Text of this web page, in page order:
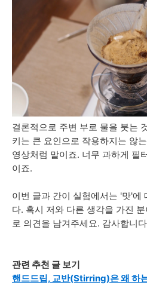
결론적으로 주변 부로 물을 붓는
키는 큰 요인으로 작용하지는 않
영상처럼 말이죠. 너무 과하게 필
이죠.
이번 글과 간이 실험에서는 '맛'에
다. 혹시 저와 다른 생각을 가진
로 의견을 남겨주세요. 감사합니
관련 추천 글 보기
핸드드립, 교반(Stirring)은 왜 하